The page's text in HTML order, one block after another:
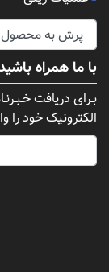
با ما همراه
بـرای دریافت
الکترونیک خود را